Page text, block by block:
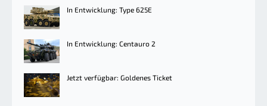
In Entwicklung: Type 625E
In Entwicklung: Centauro 2
Jetzt verfügbar: Goldenes Ticket